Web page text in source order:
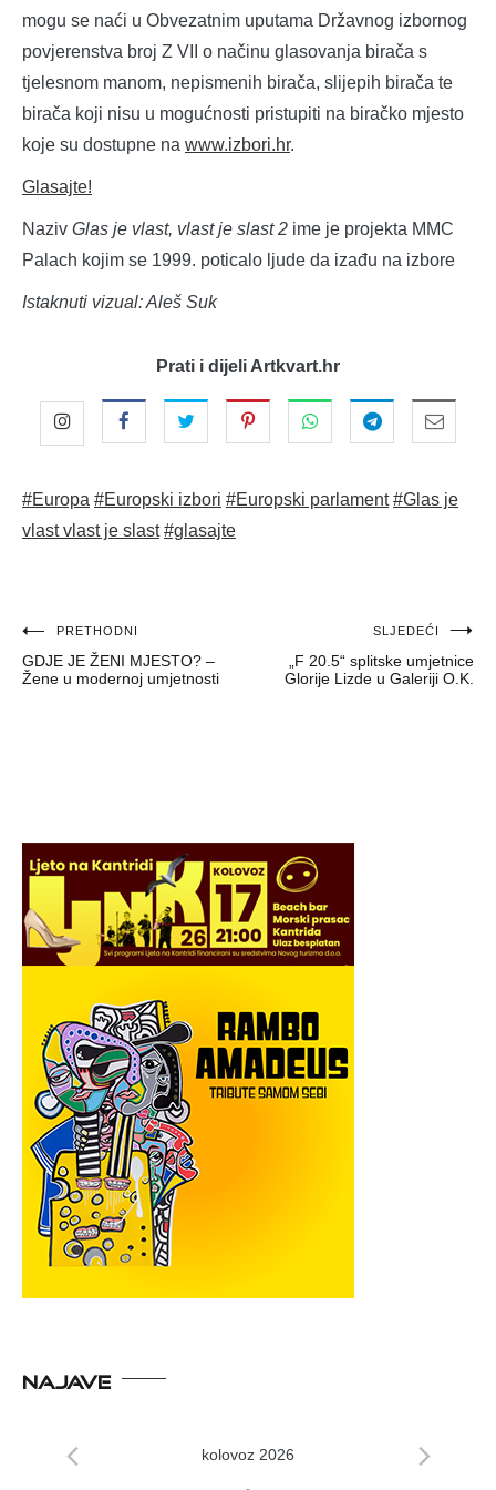
mogu se naći u Obvezatnim uputama Državnog izbornog
povjerenstva broj Z VII o načinu glasovanja birača s
tjelesnom manom, nepismenih birača, slijepih birača te
birača koji nisu u mogućnosti pristupiti na biračko mjesto
koje su dostupne na www.izbori.hr.
Glasajte!
Naziv Glas je vlast, vlast je slast 2 ime je projekta MMC
Palach kojim se 1999. poticalo ljude da izađu na izbore
Istaknuti vizual: Aleš Suk
Prati i dijeli Artkvart.hr
#Europa #Europski izbori #Europski parlament #Glas je
vlast vlast je slast #glasajte
Navigacija
objava
PRETHODNI
GDJE JE ŽENI MJESTO? –
Žene u modernoj umjetnosti
SLJEDEĆI
„F 20.5“ splitske umjetnice
Glorije Lizde u Galeriji O.K.
NAJAVE
kolovoz 2026